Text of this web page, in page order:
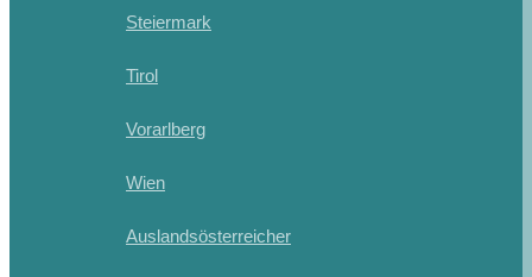
Steiermark
Tirol
Vorarlberg
Wien
Auslandsösterreicher